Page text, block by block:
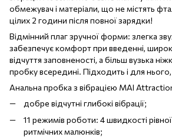
обмежувач і матеріали, що не містять
цілих 2 години після повної зарядки!
Відмінний плаг зручної форми: злегка
забезпечує комфорт при введенні,
відчуття заповненості, а більш вузька
пробку всередині. Підходить і для нього,
Анальна пробка з вібрацією MAI
добре відчутні глибокі вібрації;
11 режимів роботи: 4 швидкості рівної
ритмічних малюнків;